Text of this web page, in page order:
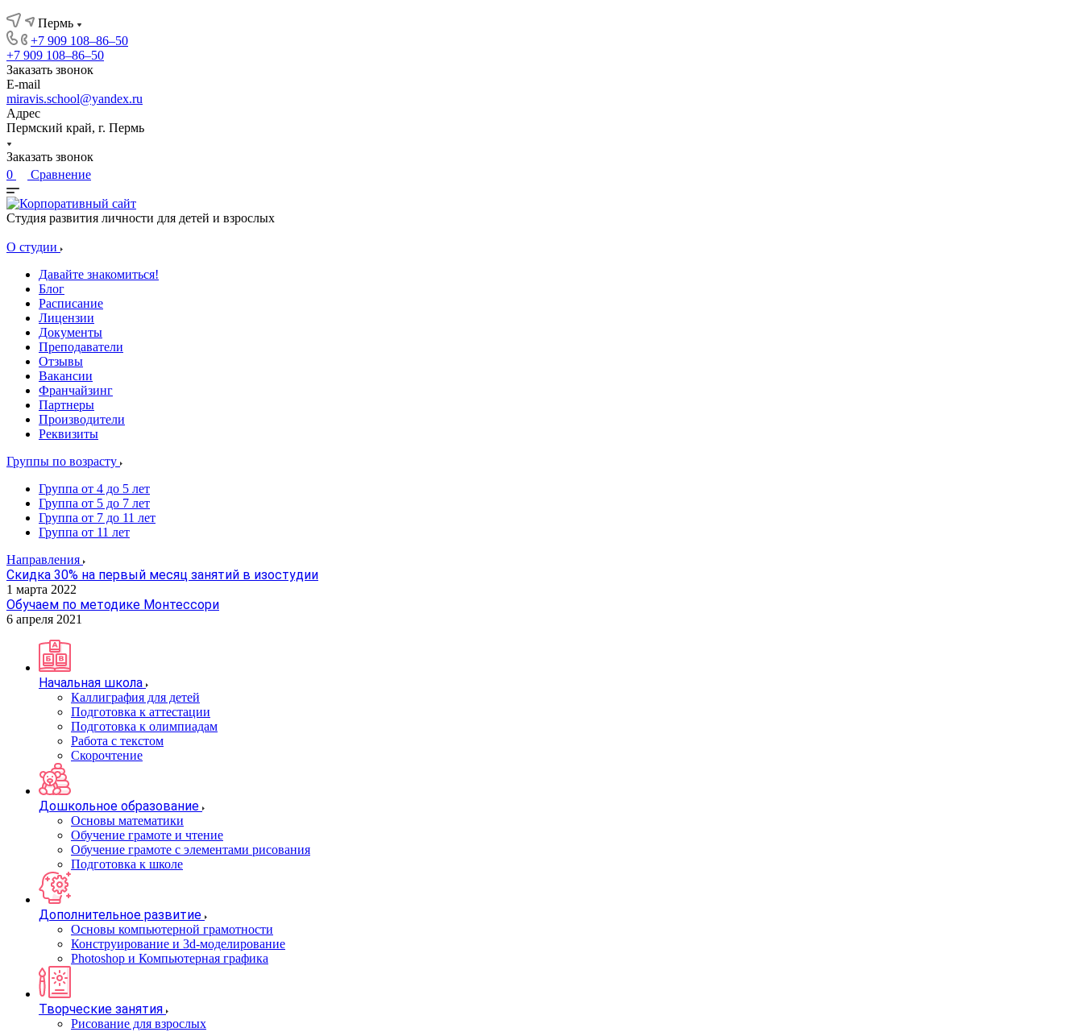
Пермь
+7 909 108‒86‒50
+7 909 108‒86‒50
Заказать звонок
E-mail
miravis.school@yandex.ru
Адрес
Пермский край, г. Пермь
Заказать звонок
0
Сравнение
Студия развития личности для детей и взрослых
О студии
Давайте знакомиться!
Блог
Расписание
Лицензии
Документы
Преподаватели
Отзывы
Вакансии
Франчайзинг
Партнеры
Производители
Реквизиты
Группы по возрасту
Группа от 4 до 5 лет
Группа от 5 до 7 лет
Группа от 7 до 11 лет
Группа от 11 лет
Направления
Скидка 30% на первый месяц занятий в изостудии
1 марта 2022
Обучаем по методике Монтессори
6 апреля 2021
Начальная школа
Каллиграфия для детей
Подготовка к аттестации
Подготовка к олимпиадам
Работа с текстом
Скорочтение
Дошкольное образование
Основы математики
Обучение грамоте и чтение
Обучение грамоте с элементами рисования
Подготовка к школе
Дополнительное развитие
Основы компьютерной грамотности
Конструирование и 3d-моделирование
Photoshop и Компьютерная графика
Творческие занятия
Рисование для взрослых